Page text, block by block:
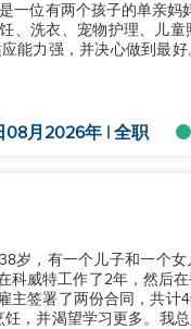
一位有两个孩子的单亲
、洗衣、宠物护理、儿
08月2026年 | 全职
岁，有一个儿子和一个
科威特工作了2年，然后
主签署了两份合同，共计
，并渴望学习更多。我